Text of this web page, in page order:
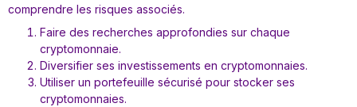
comprendre les risques associés.
Faire des recherches approfondies sur chaque
cryptomonnaie.
Diversifier ses investissements en cryptomonnaies.
Utiliser un portefeuille sécurisé pour stocker ses
cryptomonnaies.